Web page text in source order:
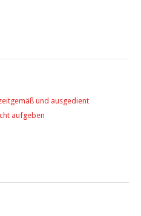
und ausgedient
aufgeben